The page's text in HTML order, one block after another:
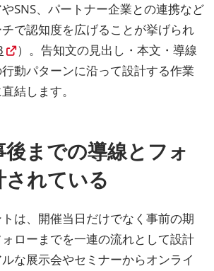
SNS、パートナー企業との連携など
で認知度を広げることが挙げられ
）。告知文の見出し・本文・導線
動パターンに沿って設計する作業
結します。
までの導線とフォ
されている
は、開催当日だけでなく事前の期
ローまでを一連の流れとして設計
な展示会やセミナーからオンライ